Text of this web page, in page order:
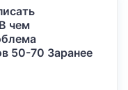
чем
50-70 Заранее